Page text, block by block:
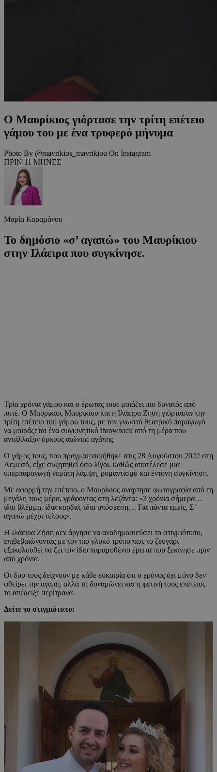
Ο Μαυρίκιος γιόρτασε την τρίτη επέτειο
γάμου του με ένα τρυφερό μήνυμα
Photo By @mavrikios_mavrikiou On Instagram
ΠΡΙΝ 11 ΜΗΝΕΣ
Μαρία Καραμάνου
Το δημόσιο «σ’ αγαπώ» του Μαυρίκιου
στην Ιλάειρα που συγκίνησε.
Τρία χρόνια γάμου και ο έρωτας τους μοιάζει πιο δυνατός από
ποτέ. Ο Μαυρίκιος Μαυρικίου και η Ιλάειρα Ζήση γιόρτασαν την
τρίτη επέτειο του γάμου τους, με τον γνωστό θεατρικό παραγωγό
να μοιράζεται ένα συγκινητικό throwback από τη μέρα που
αντάλλαξαν όρκους αιώνιας αγάπης.
Ο γάμος τους, που πραγματοποιήθηκε στις 28 Αυγούστου 2022 στη
Λεμεσό, είχε συζητηθεί όσο λίγοι, καθώς αποτέλεσε μια
υπερπαραγωγή γεμάτη λάμψη, ρομαντισμό και έντονη συγκίνηση.
Με αφορμή την επέτειο, ο Μαυρίκιος ανάρτησε φωτογραφία από τη
μεγάλη τους μέρα, γράφοντας στη λεζάντα: «3 χρόνια σήμερα…
ίδιο βλέμμα, ίδια καρδιά, ίδια υπόσχεση… Για πάντα εμείς. Σ’
αγαπώ μέχρι τέλους».
Η Ιλάειρα Ζήση δεν άργησε να αναδημοσιεύσει το στιγμιότυπο,
επιβεβαιώνοντας με τον πιο γλυκό τρόπο πως το ζευγάρι
εξακολουθεί να ζει τον ίδιο παραμυθένιο έρωτα που ξεκίνησε πριν
από χρόνια.
Οι δυο τους δείχνουν με κάθε ευκαιρία ότι ο χρόνος όχι μόνο δεν
φθείρει την αγάπη, αλλά τη δυναμώνει και η φετινή τους επέτειος
το απέδειξε περίτρανα.
Δείτε το στιγμιότυπο: